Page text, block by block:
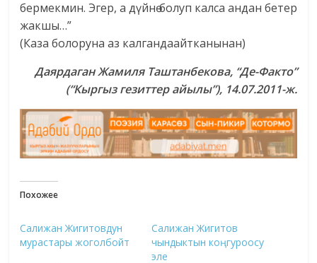
бермекмин. Эгер, а дүйнө болуп калса андан бетер
жакшы…”
(Каза болоруна аз калгандаайтканынан)
Даярдаган Жамиля Таштанбекова, “Де-Факто”
(“Кыргыз гезиттер айылы”), 14.07.2011-ж.
Похожее
Салижан Жигитовдун
мурастары жоголбойт
Салижан Жигитов
чындыктын коңгуроосу
эле